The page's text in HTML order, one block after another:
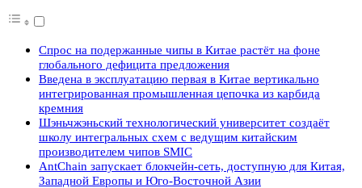
Спрос на подержанные чипы в Китае растёт на фоне
глобального дефицита предложения
Введена в эксплуатацию первая в Китае вертикально
интегрированная промышленная цепочка из карбида
кремния
Шэньчжэньский технологический университет создаёт
школу интегральных схем с ведущим китайским
производителем чипов SMIC
AntChain запускает блокчейн-сеть, доступную для Китая,
Западной Европы и Юго-Восточной Азии